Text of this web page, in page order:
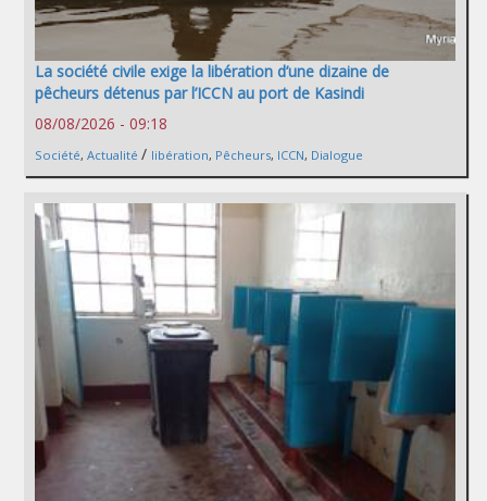
La société civile exige la libération d’une dizaine de
pêcheurs détenus par l’ICCN au port de Kasindi
08/08/2026 - 09:18
Société, Actualité / libération, Pêcheurs, ICCN, Dialogue